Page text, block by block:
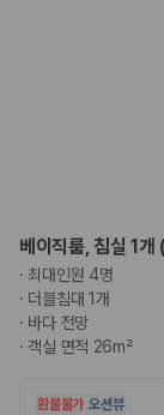
제주렌트카 최저가는
로 저렴한 차량을 고
2. 보험 조건은 가
완전자차와 슈퍼자차
수준을 선택할 수 있습
베이직룸, 침실 1
· 최대인원 4명
· 더블침대 1개
· 바다 전망
·객실 면적 26m²
환불불가 오션뷰